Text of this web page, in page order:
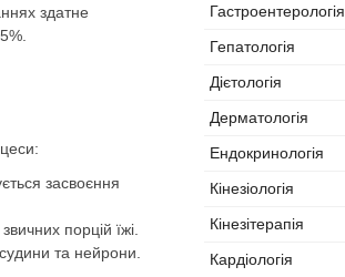
здатне
засвоєння
порцій їжі.
та нейрони.
Гастроентерологія
Гепатологія
Дієтологія
Дерматологія
Ендокринологія
Кінезіологія
Кінезітерапія
Кардіологія